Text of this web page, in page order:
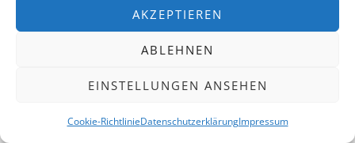
AKZEPTIEREN
ABLEHNEN
EINSTELLUNGEN ANSEHEN
Cookie-RichtlinieDatenschutzerklärungImpressum